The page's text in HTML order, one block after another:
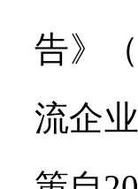
告》
流企